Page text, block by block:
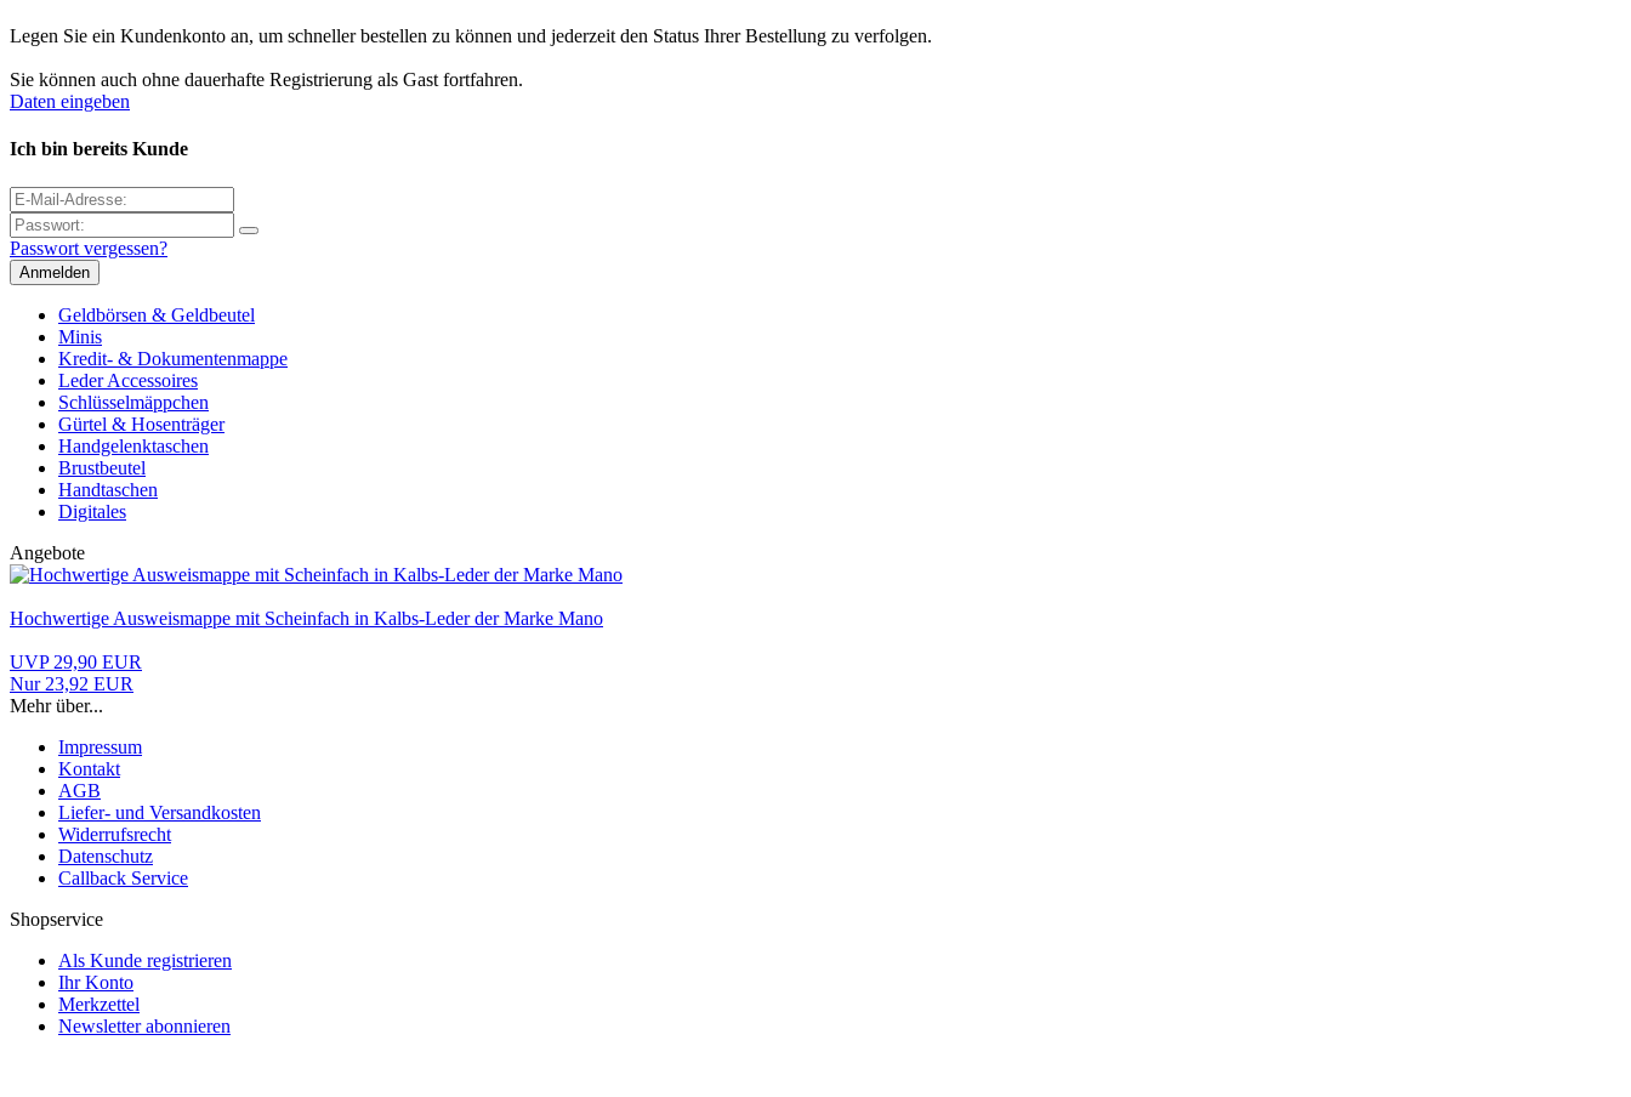
Legen Sie ein Kundenkonto an, um schneller bestellen zu können und jederzeit den Status Ihrer Bestellung zu verfolgen.
Sie können auch ohne dauerhafte Registrierung als Gast fortfahren.
Daten eingeben
Ich bin bereits Kunde
Passwort vergessen?
Geldbörsen & Geldbeutel
Minis
Kredit- & Dokumentenmappe
Leder Accessoires
Schlüsselmäppchen
Gürtel & Hosenträger
Handgelenktaschen
Brustbeutel
Handtaschen
Digitales
Angebote
Hochwertige Ausweismappe mit Scheinfach in Kalbs-Leder der Marke Mano
UVP 29,90 EUR
Nur 23,92 EUR
Mehr über...
Impressum
Kontakt
AGB
Liefer- und Versandkosten
Widerrufsrecht
Datenschutz
Callback Service
Shopservice
Als Kunde registrieren
Ihr Konto
Merkzettel
Newsletter abonnieren